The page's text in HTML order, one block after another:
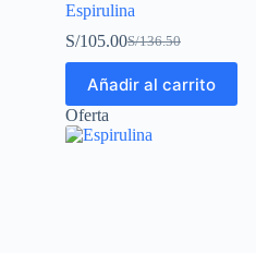
Espirulina
S/136.50
S/105.00
Añadir al carrito
Oferta